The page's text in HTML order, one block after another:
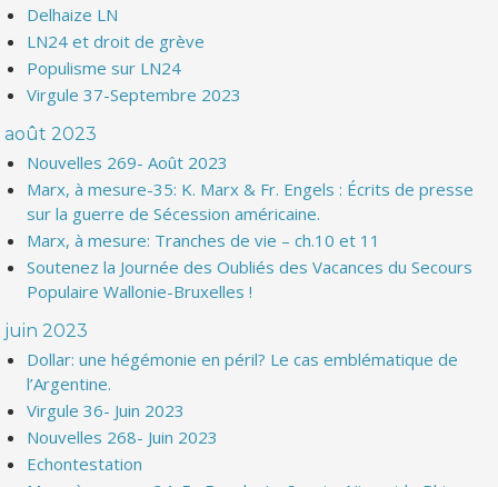
Delhaize LN
LN24 et droit de grève
Populisme sur LN24
Virgule 37-Septembre 2023
août 2023
Nouvelles 269- Août 2023
Marx, à mesure-35: K. Marx & Fr. Engels : Écrits de presse
sur la guerre de Sécession américaine.
Marx, à mesure: Tranches de vie – ch.10 et 11
Soutenez la Journée des Oubliés des Vacances du Secours
Populaire Wallonie-Bruxelles !
juin 2023
Dollar: une hégémonie en péril? Le cas emblématique de
l’Argentine.
Virgule 36- Juin 2023
Nouvelles 268- Juin 2023
Echontestation